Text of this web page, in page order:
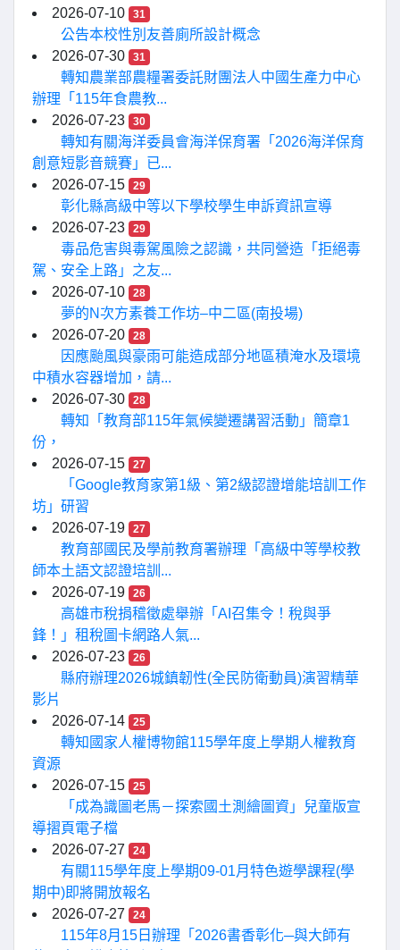
2026-07-10
31
公告本校性別友善廁所設計概念
2026-07-30
31
轉知農業部農糧署委託財團法人中國生產力中心
辦理「115年食農教...
2026-07-23
30
轉知有關海洋委員會海洋保育署「2026海洋保育
創意短影音競賽」已...
2026-07-15
29
彰化縣高級中等以下學校學生申訴資訊宣導
2026-07-23
29
毒品危害與毒駕風險之認識，共同營造「拒絕毒
駕、安全上路」之友...
2026-07-10
28
夢的N次方素養工作坊–中二區(南投場)
2026-07-20
28
因應颱風與豪雨可能造成部分地區積淹水及環境
中積水容器增加，請...
2026-07-30
28
轉知「教育部115年氣候變遷講習活動」簡章1
份，
2026-07-15
27
「Google教育家第1級、第2級認證增能培訓工作
坊」研習
2026-07-19
27
教育部國民及學前教育署辦理「高級中等學校教
師本土語文認證培訓...
2026-07-19
26
高雄市稅捐稽徵處舉辦「AI召集令！稅與爭
鋒！」租稅圖卡網路人氣...
2026-07-23
26
縣府辦理2026城鎮韌性(全民防衛動員)演習精華
影片
2026-07-14
25
轉知國家人權博物館115學年度上學期人權教育
資源
2026-07-15
25
「成為識圖老馬－探索國土測繪圖資」兒童版宣
導摺頁電子檔
2026-07-27
24
有關115學年度上學期09-01月特色遊學課程(學
期中)即將開放報名
2026-07-27
24
115年8月15日辦理「2026書香彰化─與大師有